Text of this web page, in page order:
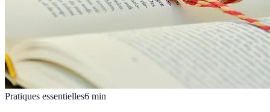
Pratiques essentielles6 min